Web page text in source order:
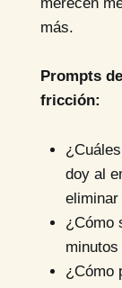
más.
Prompts
fricción:
doy al
eliminar
¿Cómo
¿Cómo